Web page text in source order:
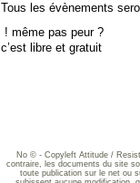
Tous les évènements
! même pas peur ?
c’est libre et gratuit
No © - Copyleft Attitude /
contraire, les documents du site
toute publication sur le net ou